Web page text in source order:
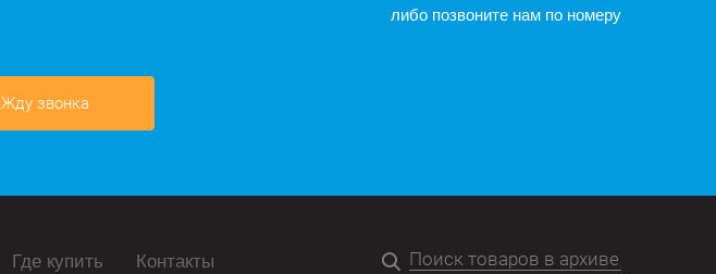
либо позвоните нам по номеру
Жду звонка
Где купить Контакты